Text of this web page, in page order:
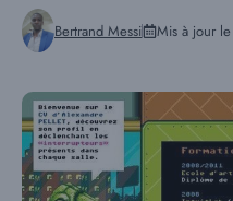
Bertrand Messi Mis à jour